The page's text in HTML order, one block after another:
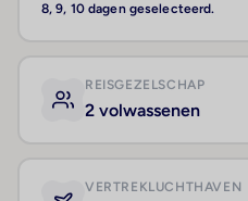
8, 9, 10 dagen geselecteerd.
REISGEZELSCHAP
2 volwassenen
VERTREKLUCHTHAVEN